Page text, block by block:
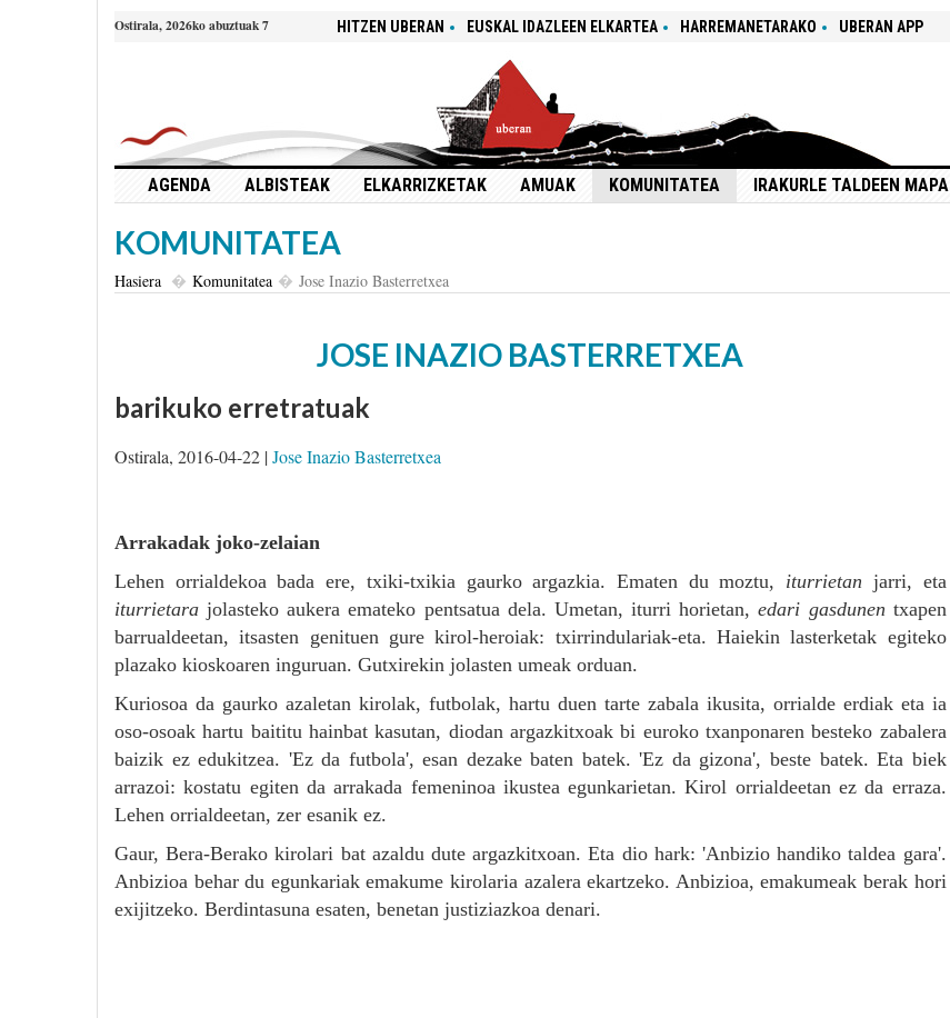
Ostirala, 2026ko abuztuak 7 HITZEN UBERAN EUSKAL IDAZLEEN ELKARTEA HARREMANETARAKO UBERAN APP
AGENDA ALBISTEAK ELKARRIZKETAK AMUAK KOMUNITATEA IRAKURLE TALDEEN MAPA
KOMUNITATEA
Hasiera Komunitatea Jose Inazio Basterretxea
JOSE INAZIO BASTERRETXEA
barikuko erretratuak
Ostirala, 2016-04-22 |Jose Inazio Basterretxea
Arrakadak joko-zelaian
Lehen orrialdekoa bada ere, txiki-txikia gaurko argazkia. Ematen du moztu, iturrietan jarri, eta
iturrietara jolasteko aukera emateko pentsatua dela. Umetan, iturri horietan,edari gasdunen txapen
barrualdeetan, itsasten genituen gure kirol-heroiak: txirrindulariak-eta. Haiekin lasterketak egiteko
plazako kioskoaren inguruan. Gutxirekin jolasten umeak orduan.
Kuriosoa da gaurko azaletan kirolak, futbolak, hartu duen tarte zabala ikusita, orrialde erdiak eta ia
oso-osoak hartu baititu hainbat kasutan, diodan argazkitxoak bi euroko txanponaren besteko zabalera
baizik ez edukitzea. 'Ez da futbola', esan dezake baten batek. 'Ez da gizona', beste batek. Eta biek
arrazoi: kostatu egiten da arrakada femeninoa ikustea egunkarietan. Kirol orrialdeetan ez da erraza.
Lehen orrialdeetan, zer esanik ez.
Gaur, Bera-Berako kirolari bat azaldu dute argazkitxoan. Eta dio hark: 'Anbizio handiko taldea gara'.
Anbizioa behar du egunkariak emakume kirolaria azalera ekartzeko. Anbizioa, emakumeak berak hori
exijitzeko. Berdintasuna esaten, benetan justiziazkoa denari.